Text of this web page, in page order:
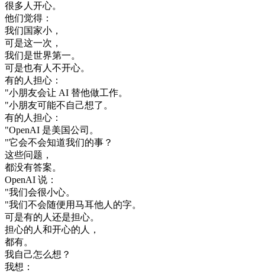
很多人开心。
他们觉得 ：
我们国家小 ，
可是这一次 ，
我们是世界第一。
可是也有人不开心。
有的人担心 ：
"小朋友会让 AI 替他做工作。
"小朋友可能不自己想了。
有的人担心 ：
"OpenAI 是美国公司 。
"它会不会知道我们的事 ？
这些问题 ，
都没有答案。
OpenAI 说 ：
"我们会很小心。
"我们不会随便用马耳他人的字。
可是有的人还是担心。
担心的人和开心的人 ，
都有。
我自己怎么想 ？
我想 ：